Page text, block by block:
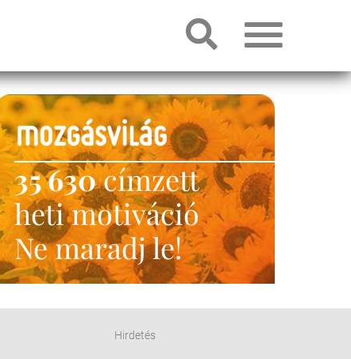
35 630címzett
heti motiváció
Ne maradj le!
Hirdetés